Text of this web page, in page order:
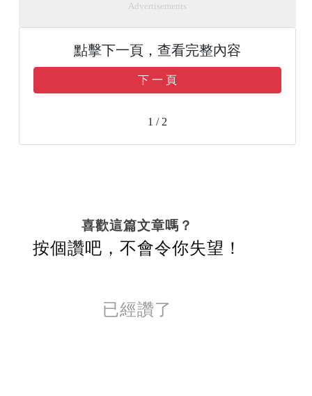
Advertisements
點擊下一頁，查看完整內容
下 一 頁
1 / 2
喜歡這篇文章嗎？
按個讚吧，不會令你失望！
已經讚了